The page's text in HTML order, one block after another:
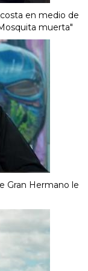
en medio de
muerta"
Gran Hermano le